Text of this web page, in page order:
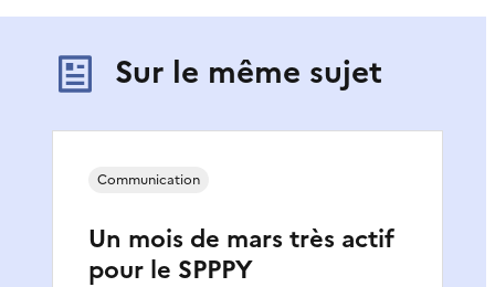
Sur le même sujet
Un mois de mars très actif
pour le SPPPY
Communication